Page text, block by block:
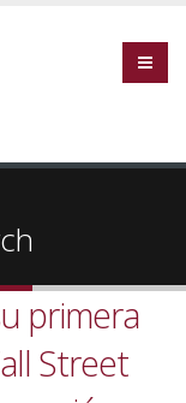
primera
Street